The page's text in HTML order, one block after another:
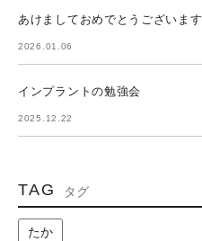
あけましておめでとうございます
2026.01.06
インプラントの勉強会
2025.12.22
TAG タグ
たか